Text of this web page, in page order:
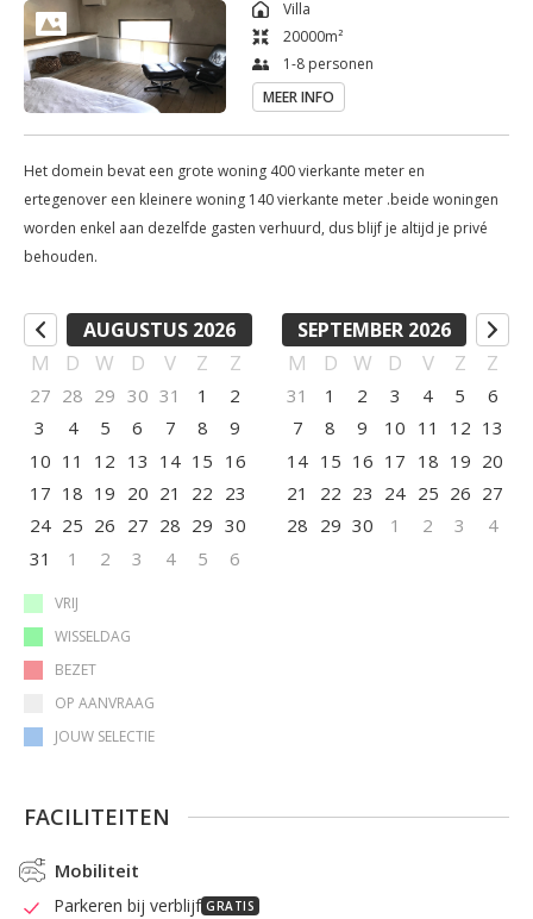
at this property and guests can go cycling nearby.
Saint-Émilion is 27 km from the holiday home, while Libourne
is 34 km away. The nearest airport is Bergerac Airport, 31 km
A stay on this domain is like a gift from heaven; you must love
nature and have an eye for it. Here you can relax completely,
nature, wine and food, this is the most beautiful thing there is
to offer
Villa
20000m²
1-8 personen
MEER INFO
Het domein bevat een grote woning 400 vierkante meter en
ertegenover een kleinere woning 140 vierkante meter .beide woningen
worden enkel aan dezelfde gasten verhuurd, dus blijf je altijd je privé
behouden.
AUGUSTUS 2026
M D W D V Z Z
27 28 29 30 31 1
2
3
4 5 6 7 8
9
10 11 12 13 14 15 16
17 18 19 20 21 22 23
24 25 26 27 28 29 30
31
1 2 3 4 5 6
SEPTEMBER 2026
M D W D V Z Z
31 1 2 3 4 5
6
7
8 9 10 11 12 13
14 15 16 17 18 19 20
21
22 23 24 25 26 27
28 29 30 1 2 3 4
VRIJ
WISSELDAG
BEZET
OP AANVRAAG
JOUW SELECTIE
FACILITEITEN
Mobiliteit
Parkeren bij verblijf GRATIS